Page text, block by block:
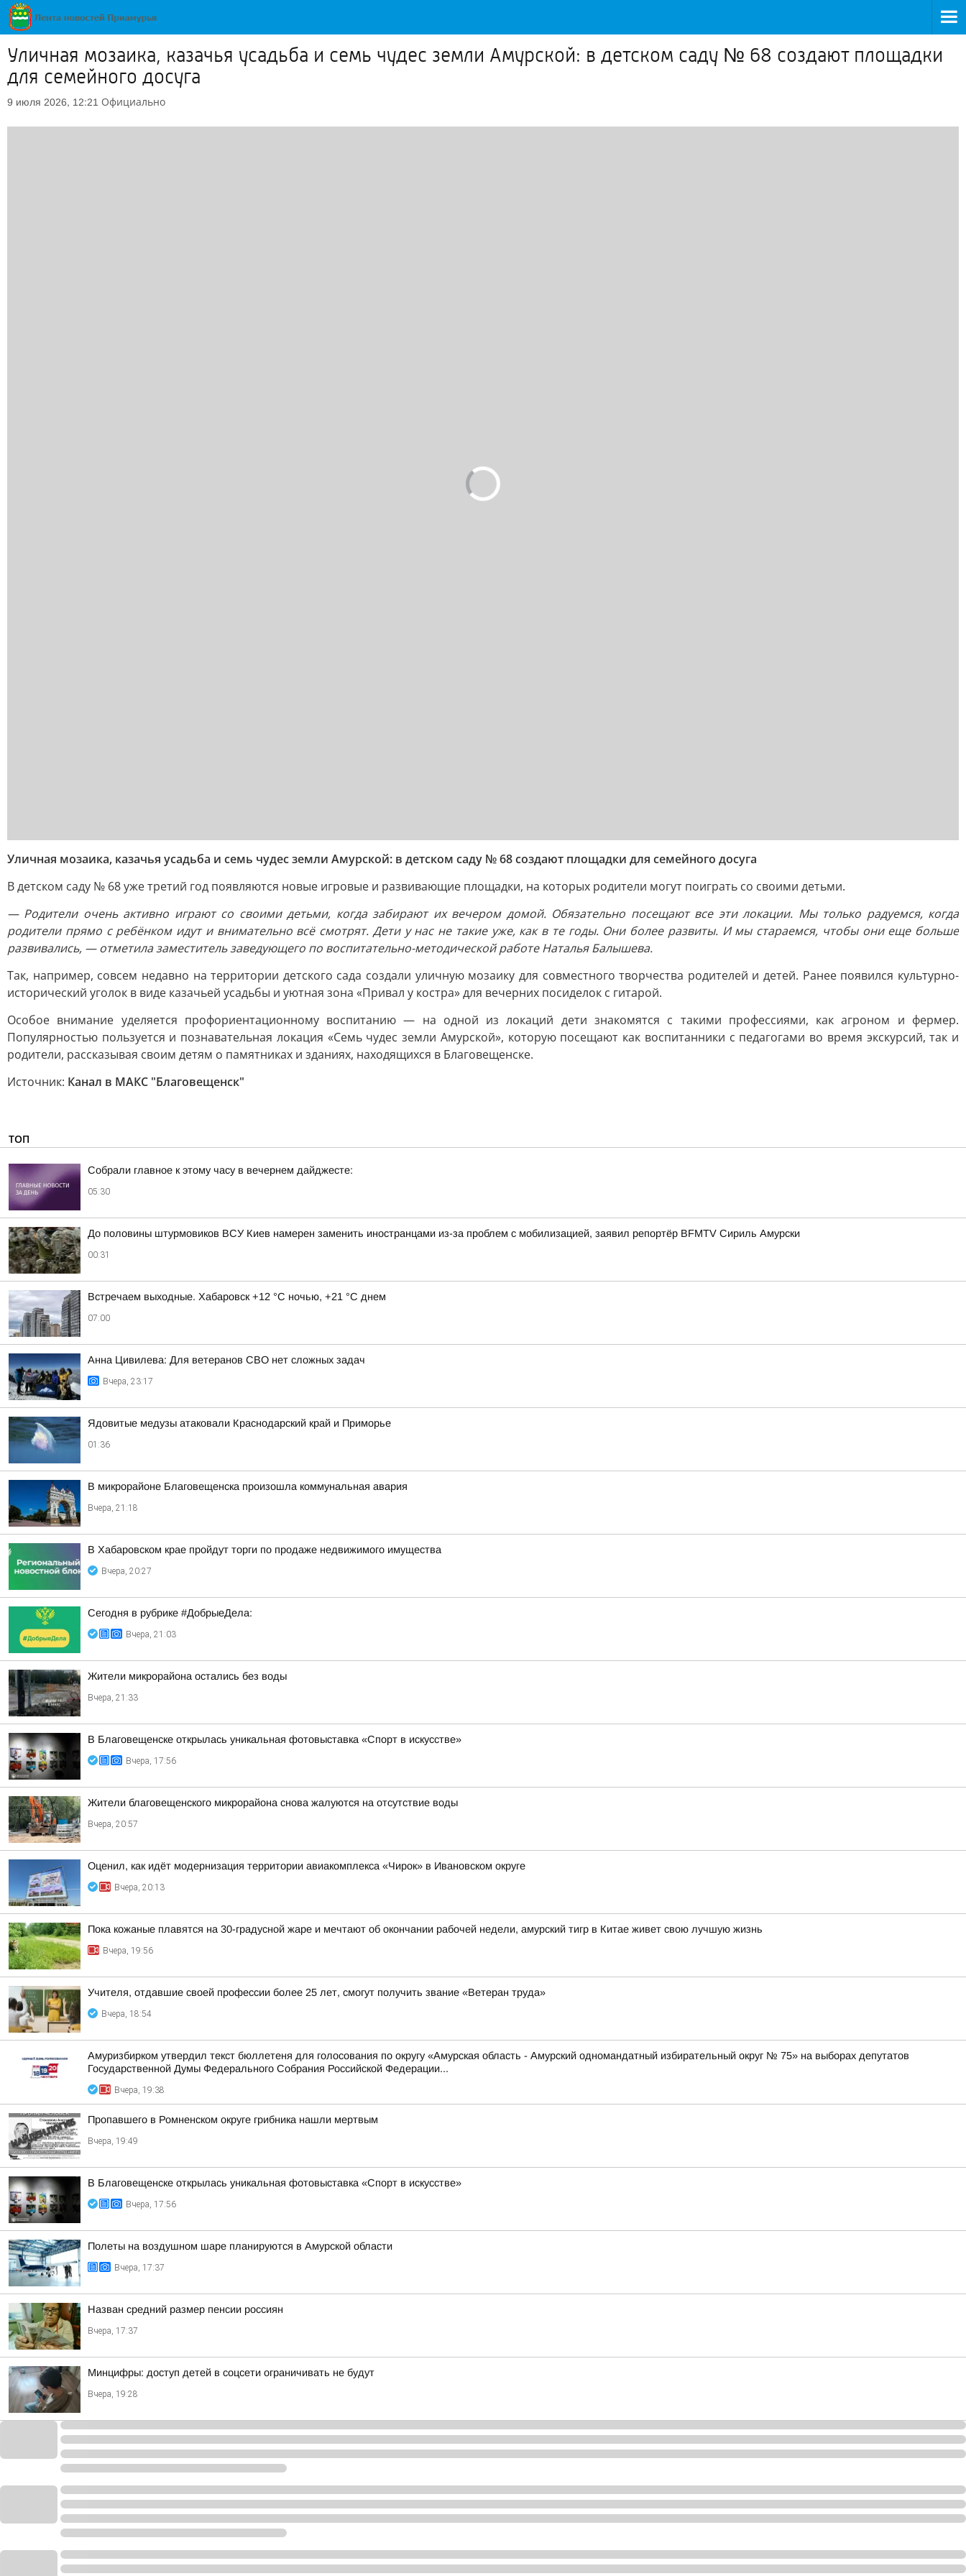
Уличная мозаика, казачья усадьба и семь чудес земли Амурской: в детском саду № 68 создают площадки
для семейного досуга
9 июля 2026, 12:21 Официально
Уличная мозаика, казачья усадьба и семь чудес земли Амурской: в детском саду № 68 создают площадки для семейного досуга
В детском саду № 68 уже третий год появляются новые игровые и развивающие площадки, на которых родители могут поиграть со своими детьми.
— Родители очень активно играют со своими детьми, когда забирают их вечером домой. Обязательно посещают все эти локации. Мы только радуемся, когда
родители прямо с ребёнком идут и внимательно всё смотрят. Дети у нас не такие уже, как в те годы. Они более развиты. И мы стараемся, чтобы они еще больше
развивались, — отметила заместитель заведующего по воспитательно-методической работе Наталья Балышева.
Так, например, совсем недавно на территории детского сада создали уличную мозаику для совместного творчества родителей и детей. Ранее появился культурно-
исторический уголок в виде казачьей усадьбы и уютная зона «Привал у костра» для вечерних посиделок с гитарой.
Особое внимание уделяется профориентационному воспитанию — на одной из локаций дети знакомятся с такими профессиями, как агроном и фермер.
Популярностью пользуется и познавательная локация «Семь чудес земли Амурской», которую посещают как воспитанники с педагогами во время экскурсий, так и
родители, рассказывая своим детям о памятниках и зданиях, находящихся в Благовещенске.
Источник: Канал в МАКС "Благовещенск"
ТОП
Собрали главное к этому часу в вечернем дайджесте:
05:30
До половины штурмовиков ВСУ Киев намерен заменить иностранцами из-за проблем с мобилизацией, заявил репортёр BFMTV Сириль Амурски
00:31
Встречаем выходные. Хабаровск +12 °C ночью, +21 °C днем
07:00
Анна Цивилева: Для ветеранов СВО нет сложных задач
Вчера, 23:17
Ядовитые медузы атаковали Краснодарский край и Приморье
01:36
В микрорайоне Благовещенска произошла коммунальная авария
Вчера, 21:18
В Хабаровском крае пройдут торги по продаже недвижимого имущества
Вчера, 20:27
Сегодня в рубрике #ДобрыеДела:
Вчера, 21:03
Жители микрорайона остались без воды
Вчера, 21:33
В Благовещенске открылась уникальная фотовыставка «Спорт в искусстве»
Вчера, 17:56
Жители благовещенского микрорайона снова жалуются на отсутствие воды
Вчера, 20:57
Оценил, как идёт модернизация территории авиакомплекса «Чирок» в Ивановском округе
Вчера, 20:13
Пока кожаные плавятся на 30-градусной жаре и мечтают об окончании рабочей недели, амурский тигр в Китае живет свою лучшую жизнь
Вчера, 19:56
Учителя, отдавшие своей профессии более 25 лет, смогут получить звание «Ветеран труда»
Вчера, 18:54
Амуризбирком утвердил текст бюллетеня для голосования по округу «Амурская область - Амурский одномандатный избирательный округ № 75» на выборах депутатов
Государственной Думы Федерального Собрания Российской Федерации...
Вчера, 19:38
Пропавшего в Ромненском округе грибника нашли мертвым
Вчера, 19:49
В Благовещенске открылась уникальная фотовыставка «Спорт в искусстве»
Вчера, 17:56
Полеты на воздушном шаре планируются в Амурской области
Вчера, 17:37
Назван средний размер пенсии россиян
Вчера, 17:37
Минцифры: доступ детей в соцсети ограничивать не будут
Вчера, 19:28